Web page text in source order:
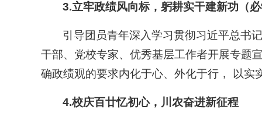
3.立牢政绩风向标，躬耕实干建新功 （必
引导团员青年深入学习贯彻习近平总书
干部、党校专家、优秀基层工作者开展专题
确政绩观的要求内化于心、外化于行， 以实
4.校庆百廿忆初心，川农奋进新征程